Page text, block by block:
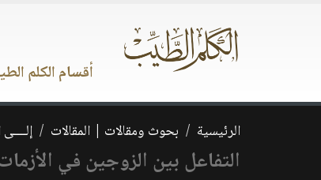
أقسام الكلم
الرئيسية بحوث ومقالات | المقالات
التفاعل بين الزوجين في